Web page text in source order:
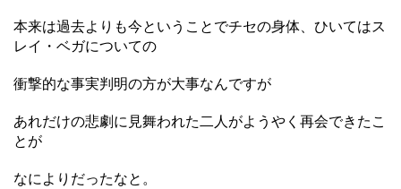
本来は過去よりも今ということでチセの身体、ひいてはス
レイ・ベガについての
衝撃的な事実判明の方が大事なんですが
あれだけの悲劇に見舞われた二人がようやく再会できたこ
とが
なによりだったなと。